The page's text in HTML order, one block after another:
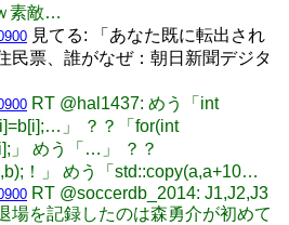
素敵…
見てる: 「あなた既に転出され
票、誰がなぜ：朝日新聞デジタ
RT @hal1437: めう「int
」 ？？「for(int
」 めう「…」 ？？
！」 めう「std::copy(a,a+10…
RT @soccerdb_2014: J1,J2,J3
場を記録したのは森勇介が初めて